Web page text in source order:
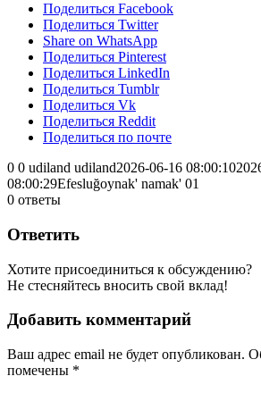
Поделиться Facebook
Поделиться Twitter
Share on WhatsApp
Поделиться Pinterest
Поделиться LinkedIn
Поделиться Tumblr
Поделиться Vk
Поделиться Reddit
Поделиться по почте
0 0 udiland udiland2026-06-16 08:00:10
08:00:29Efesluğoynak' namak' 01
0 ответы
Ответить
Хотите присоединиться к обсуждению?
Не стесняйтесь вносить свой вклад!
Добавить комментарий
Ваш адрес email не будет опубликован.
помечены *